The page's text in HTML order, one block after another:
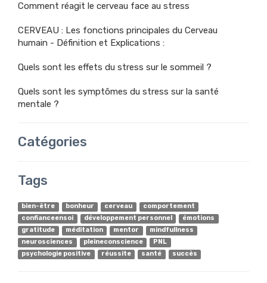
Comment réagit le cerveau face au stress
CERVEAU : Les fonctions principales du Cerveau
humain - Définition et Explications :
Quels sont les effets du stress sur le sommeil ?
Quels sont les symptômes du stress sur la santé
mentale ?
Catégories
Tags
bien-être bonheur cerveau
comportement
confianceensoi
développement personnel
émotions
gratitude
méditation mentor
mindfullness
neurosciences
pleineconscience
PNL
psychologie positive
réussite santé succès